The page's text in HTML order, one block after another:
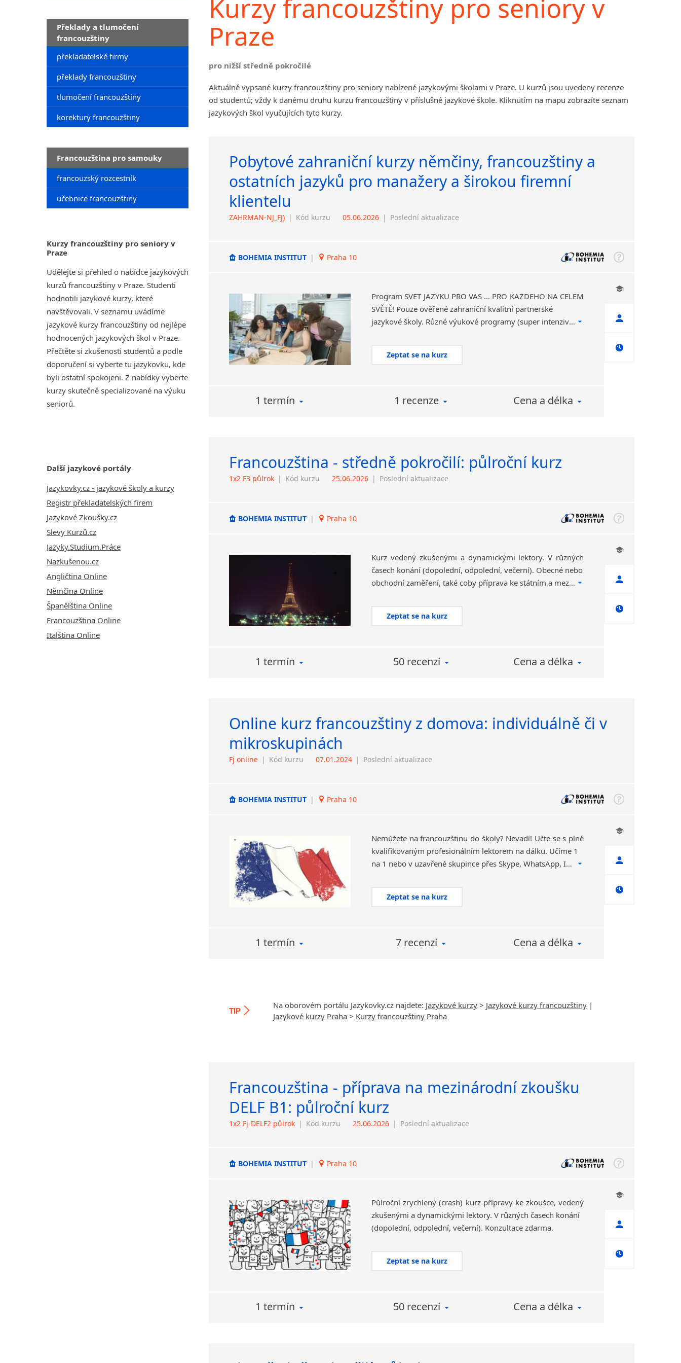
Překlady a tlumočení
francouzštiny
překladatelské firmy
překlady francouzštiny
tlumočení francouzštiny
korektury francouzštiny
Francouzština pro samouky
francouzský rozcestník
učebnice francouzštiny
Kurzy francouzštiny pro seniory v
Praze
Udělejte si přehled o nabídce jazykových
kurzů francouzštiny v Praze. Studenti
hodnotili jazykové kurzy, které
navštěvovali. V seznamu uvádíme
jazykové kurzy francouzštiny od nejlépe
hodnocených jazykových škol v Praze.
Přečtěte si zkušenosti studentů a podle
doporučení si vyberte tu jazykovku, kde
byli ostatní spokojeni. Z nabídky vyberte
kurzy skutečně specializované na výuku
seniorů.
Další jazykové portály
Jazykovky.cz - jazykové školy a kurzy
Registr překladatelských firem
Jazykové Zkoušky.cz
Slevy Kurzů.cz
Jazyky.Studium.Práce
Nazkušenou.cz
Angličtina Online
Němčina Online
Španělština Online
Francouzština Online
Italština Online
Kurzy francouzštiny pro seniory v
Praze
pro nižší středně pokročilé
Aktuálně vypsané kurzy francouzštiny pro seniory nabízené jazykovými školami v Praze. U kurzů jsou uvedeny recenze
od studentů; vždy k danému druhu kurzu francouzštiny v příslušné jazykové škole. Kliknutím na mapu zobrazíte seznam
jazykových škol vyučujících tyto kurzy.
Pobytové zahraniční kurzy němčiny, francouzštiny a
ostatních jazyků pro manažery a širokou firemní
klientelu
ZAHRMAN-NJ_FJ) | Kód kurzu 05.06.2026 | Poslední aktualizace
BOHEMIA INSTITUT | Praha 10
Program SVĚT JAZYKŮ PRO VÁS … PRO KAŽDÉHO NA CELÉM
SVĚTĚ! Pouze ověřené zahraniční kvalitní partnerské
jazykové školy. Různé výukové programy (super intenzivní „crash“ kurzy, profesně orientované, skupinové i individuální kurzy,…Kompletní servis.
Zeptat se na kurz
1 termín 1 recenze Cena a délka
Francouzština - středně pokročilí: půlroční kurz
1x2 F3 půlrok | Kód kurzu 25.06.2026 | Poslední aktualizace
BOHEMIA INSTITUT | Praha 10
Kurz vedený zkušenými a dynamickými lektory. V různých
časech konání (dopolední, odpolední, večerní). Obecné nebo
obchodní zaměření, také coby příprava ke státním a mezinárodním zkouškám. Konzultace zdarma.
Zeptat se na kurz
1 termín 50 recenzí Cena a délka
Online kurz francouzštiny z domova: individuálně či v
mikroskupinách
Fj online | Kód kurzu 07.01.2024 | Poslední aktualizace
BOHEMIA INSTITUT | Praha 10
Nemůžete na francouzštinu do školy? Nevadí! Učte se s plně
kvalifikovaným profesionálním lektorem na dálku. Učíme 1
na 1 nebo v uzavřené skupince přes Skype, WhatsApp, Instagram, Zoom, Google Meet, Hangouts, MS Teams, Webex atd.
Zeptat se na kurz
1 termín 7 recenzí Cena a délka
TIP
Na oborovém portálu Jazykovky.cz najdete: Jazykové kurzy > Jazykové kurzy francouzštiny |
Jazykové kurzy Praha > Kurzy francouzštiny Praha
Francouzština - příprava na mezinárodní zkoušku
DELF B1: půlroční kurz
1x2 Fj-DELF2 půlrok | Kód kurzu 25.06.2026 | Poslední aktualizace
BOHEMIA INSTITUT | Praha 10
Půlroční zrychlený (crash) kurz přípravy ke zkoušce, vedený
zkušenými a dynamickými lektory. V různých časech konání
(dopolední, odpolední, večerní). Konzultace zdarma.
Zeptat se na kurz
1 termín 50 recenzí Cena a délka